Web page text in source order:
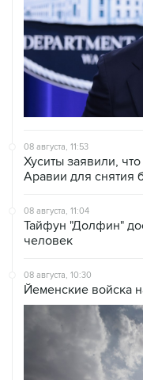
08 августа, 11:53
Хуситы заявили,
Аравии для снятия
08 августа, 11:04
Тайфун "Долфин"
человек
08 августа, 10:30
Йеменские войска